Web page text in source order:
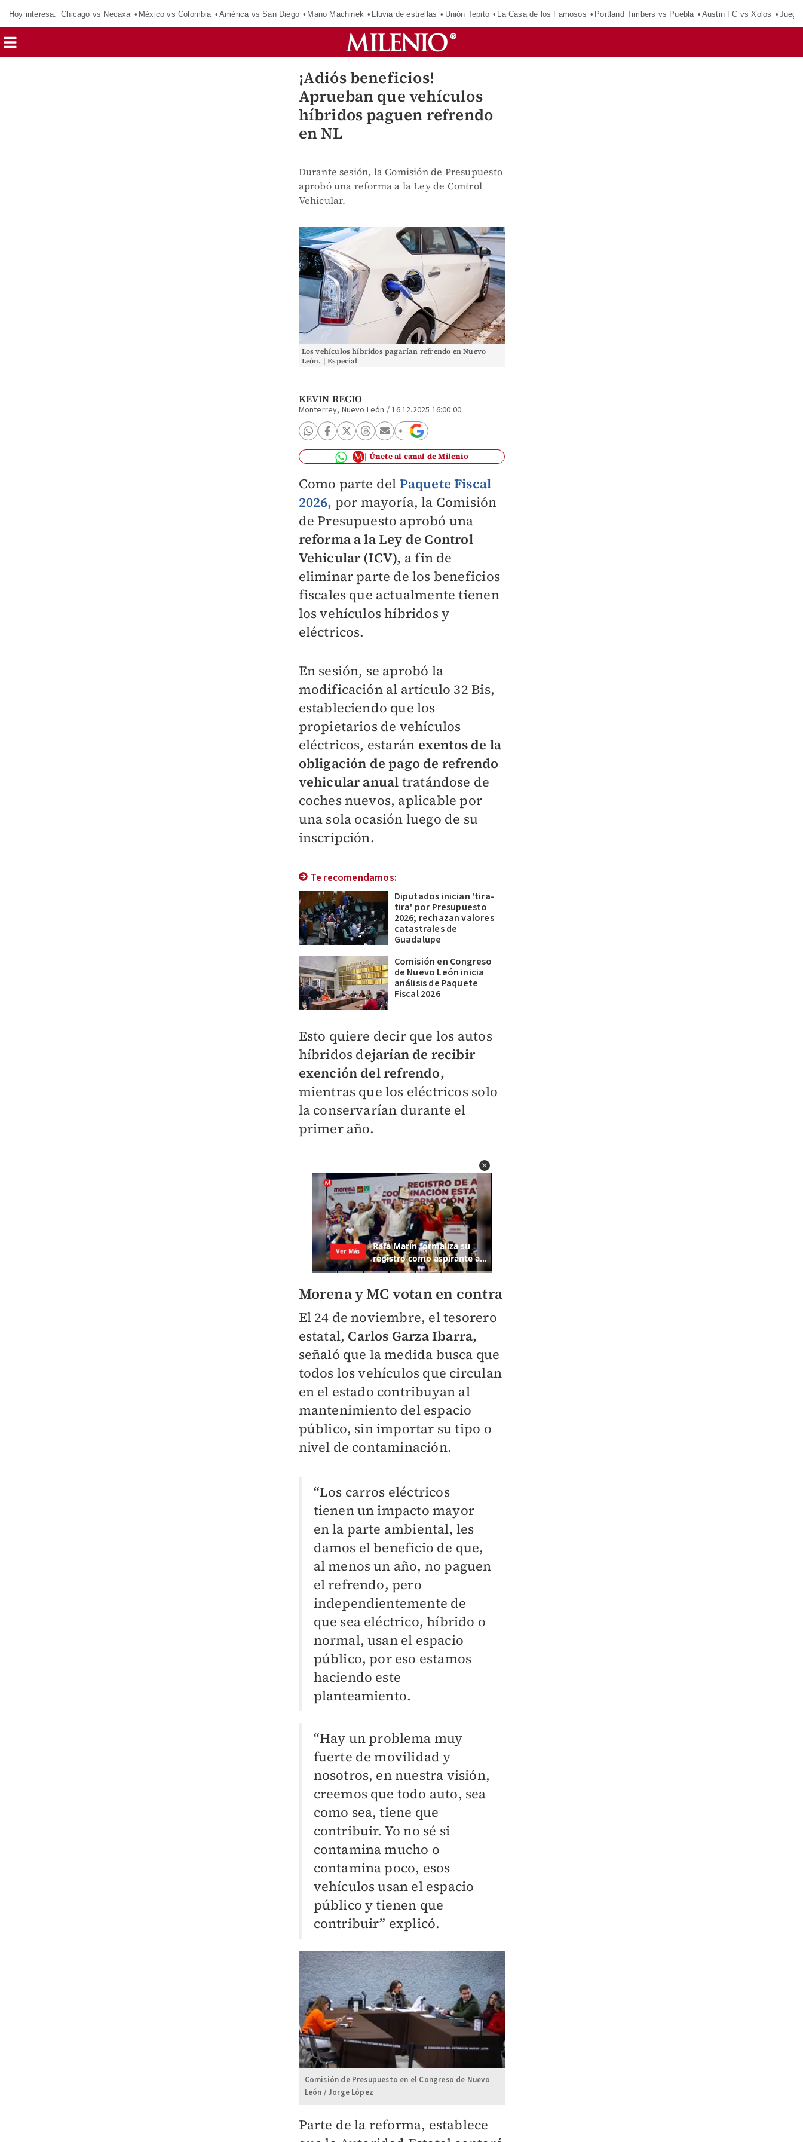
Hoy interesa: Chicago vs Necaxa México vs Colombia América vs San Diego Mano Machinek Lluvia de estrellas Unión Tepito La Casa de los Famosos Portland Timbers vs Puebla Austin FC vs Xolos
¡Adiós beneficios!
Aprueban que vehículos
híbridos paguen refrendo
en NL
Durante sesión, la Comisión de Presupuesto
aprobó una reforma a la Ley de Control
Vehicular.
Los vehículos híbridos pagarían refrendo en Nuevo
León. | Especial
KEVIN RECIO
Monterrey, Nuevo León /16.12.2025 16:00:00
Únete al canal de Milenio
Como parte del Paquete Fiscal
2026, por mayoría, la Comisión
de Presupuesto aprobó una
reforma a la Ley de Control
Vehicular (ICV), a fin de
eliminar parte de los beneficios
fiscales que actualmente tienen
los vehículos híbridos y
eléctricos.
En sesión, se aprobó la
modificación al artículo 32 Bis,
estableciendo que los
propietarios de vehículos
eléctricos, estarán exentos de la
obligación de pago de refrendo
vehicular anual tratándose de
coches nuevos, aplicable por
una sola ocasión luego de su
inscripción.
Te recomendamos:
Diputados inician 'tira-
tira' por Presupuesto
2026; rechazan valores
catastrales de
Guadalupe
Comisión en Congreso
de Nuevo León inicia
análisis de Paquete
Fiscal 2026
Esto quiere decir que los autos
híbridos dejarían de recibir
exención del refrendo,
mientras que los eléctricos solo
la conservarían durante el
primer año.
Morena y MC votan en contra
El 24 de noviembre, el tesorero
estatal, Carlos Garza Ibarra,
señaló que la medida busca que
todos los vehículos que circulan
en el estado contribuyan al
mantenimiento del espacio
público, sin importar su tipo o
nivel de contaminación.
“Los carros eléctricos
tienen un impacto mayor
en la parte ambiental, les
damos el beneficio de que,
al menos un año, no paguen
el refrendo, pero
independientemente de
que sea eléctrico, híbrido o
normal, usan el espacio
público, por eso estamos
haciendo este
planteamiento.
“Hay un problema muy
fuerte de movilidad y
nosotros, en nuestra visión,
creemos que todo auto, sea
como sea, tiene que
contribuir. Yo no sé si
contamina mucho o
contamina poco, esos
vehículos usan el espacio
público y tienen que
contribuir” explicó.
Comisión de Presupuesto en el Congreso de Nuevo
León / Jorge López
Parte de la reforma, establece